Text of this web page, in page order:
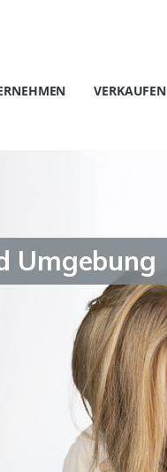
VERKAUFEN
Umgebung